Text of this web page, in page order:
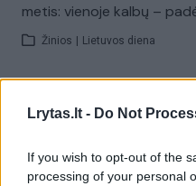
Lrytas.lt - Do Not
If you wish to opt-out of the
processing of your personal
metis: vienoje kalbų –
Žinios | Lietuvos diena
Laisvės gynėjų dienos
raginimai datą paskelbti
Žinios | Lietuvos diena